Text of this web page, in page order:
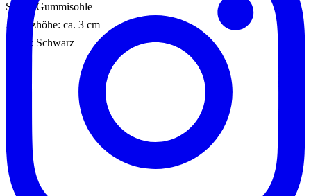
Sohle: Gummisohle
Absatzhöhe: ca. 3 cm
Farbe: Schwarz